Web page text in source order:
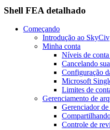
Shell FEA detalhado
Começando
Introdução ao SkyCiv
Minha conta
Níveis de
Cancelando
Configuração
Microsoft
Limites de
Gerenciamento de
Gerenciador
Controle de